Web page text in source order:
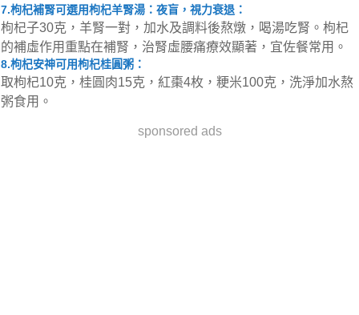
7.枸杞補腎可選用枸杞羊腎湯：夜盲，視力衰退：
枸杞子30克，羊腎一對，加水及調料後熬燉，喝湯吃腎。枸杞
的補虛作用重點在補腎，治腎虛腰痛療效顯著，宜佐餐常用。
8.枸杞安神可用枸杞桂圓粥：
取枸杞10克，桂圓肉15克，紅棗4枚，粳米100克，洗淨加水熬
粥食用。
sponsored ads